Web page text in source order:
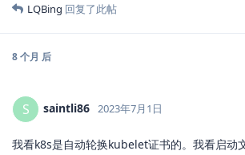
LQBing 回复了此帖
8 个月 后
S saintli86 2023年7月1日
我看k8s是自动轮换kubelet证书的。我看启动